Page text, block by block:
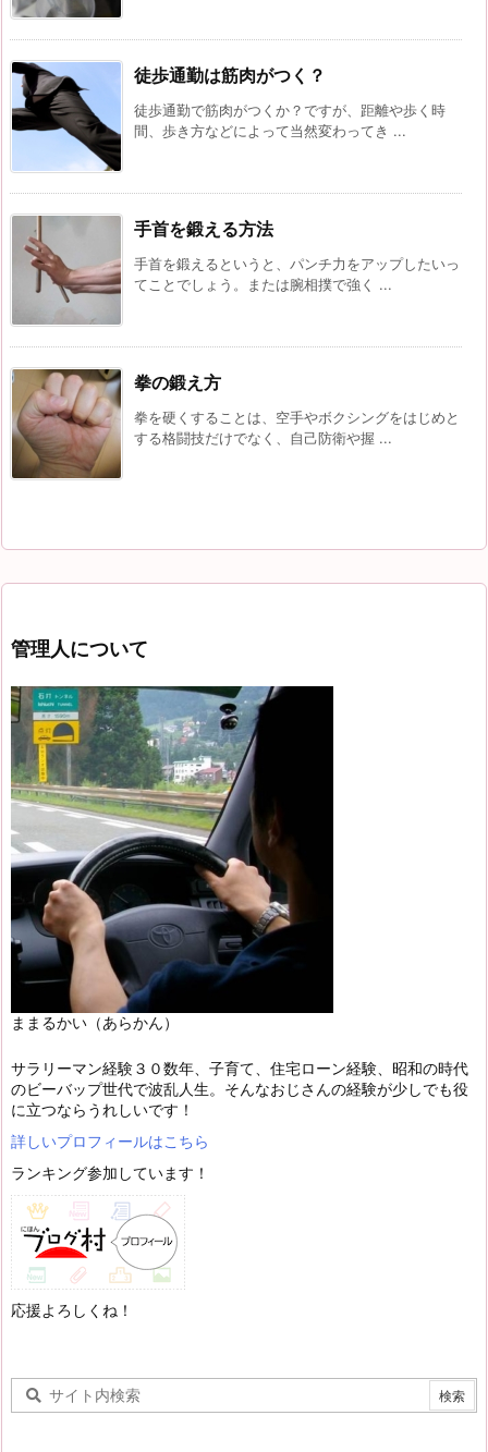
徒歩通勤は筋肉がつく？
徒歩通勤で筋肉がつくか？ですが、距離や歩く時
間、歩き方などによって当然変わってき ...
手首を鍛える方法
手首を鍛えるというと、パンチ力をアップしたいっ
てことでしょう。または腕相撲で強く ...
拳の鍛え方
拳を硬くすることは、空手やボクシングをはじめと
する格闘技だけでなく、自己防衛や握 ...
管理人について
ままるかい（あらかん）
サラリーマン経験３０数年、子育て、住宅ローン経験、昭和の時代
のビーバップ世代で波乱人生。そんなおじさんの経験が少しでも役
に立つならうれしいです！
詳しいプロフィールはこちら
ランキング参加しています！
応援よろしくね！